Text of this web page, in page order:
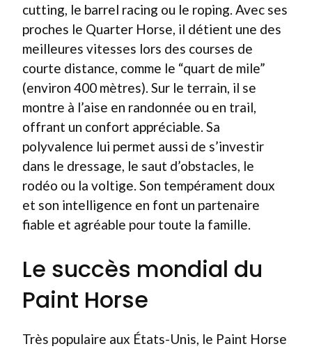
cutting, le barrel racing ou le roping. Avec ses
proches le Quarter Horse, il détient une des
meilleures vitesses lors des courses de
courte distance, comme le “quart de mile”
(environ 400 mètres). Sur le terrain, il se
montre à l’aise en randonnée ou en trail,
offrant un confort appréciable. Sa
polyvalence lui permet aussi de s’investir
dans le dressage, le saut d’obstacles, le
rodéo ou la voltige. Son tempérament doux
et son intelligence en font un partenaire
fiable et agréable pour toute la famille.
Le succès mondial du
Paint Horse
Très populaire aux États-Unis, le Paint Horse